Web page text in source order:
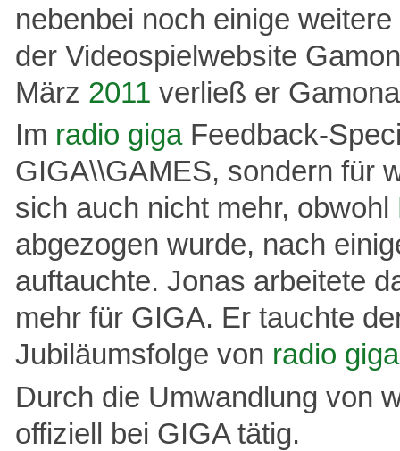
nebenbei noch einige
der Videospielwebsite
März 2011 verließ er
Im radio gigaFeedback-
GIGA\\GAMES, sondern für
sich auch nicht mehr, obwohl
abgezogen wurde, nach
auftauchte. Jonas arbeitete
mehr für GIGA. Er tauchte
Jubiläumsfolge von radio giga
Durch die Umwandlung von
offiziell bei GIGA tätig.